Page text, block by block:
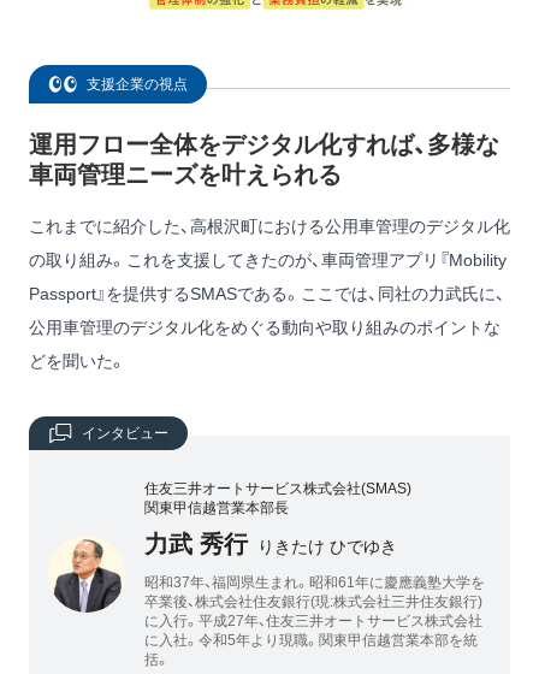
支援企業の視点
運用フロー全体をデジタル化すれば、多様な
車両管理ニーズを叶えられる
これまでに紹介した、高根沢町における公用車管理のデジタル化
の取り組み。これを支援してきたのが、車両管理アプリ『Mobility
Passport』を提供するSMASである。ここでは、同社の力武氏に、
公用車管理のデジタル化をめぐる動向や取り組みのポイントな
どを聞いた。
インタビュー
住友三井オートサービス株式会社(SMAS)
関東甲信越営業本部長
力武 秀行 りきたけ ひでゆき
昭和37年、福岡県生まれ。昭和61年に慶應義塾大学を
卒業後、株式会社住友銀行(現:株式会社三井住友銀行)
に入行。平成27年、住友三井オートサービス株式会社
に入社。令和5年より現職。関東甲信越営業本部を統
括。